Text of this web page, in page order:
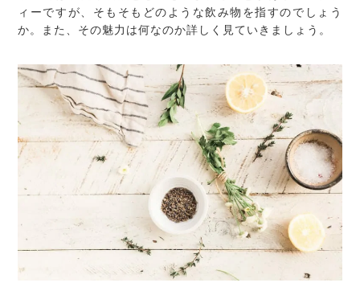
ィーですが、そもそもどのような飲み物を指すのでしょう
か。また、その魅力は何なのか詳しく見ていきましょう。